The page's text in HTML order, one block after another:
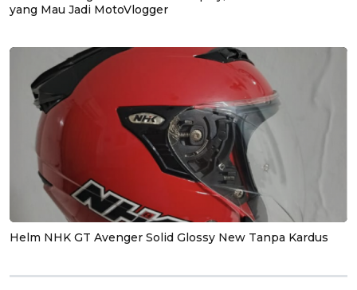
yang Mau Jadi MotoVlogger
Helm NHK GT Avenger Solid Glossy New Tanpa Kardus